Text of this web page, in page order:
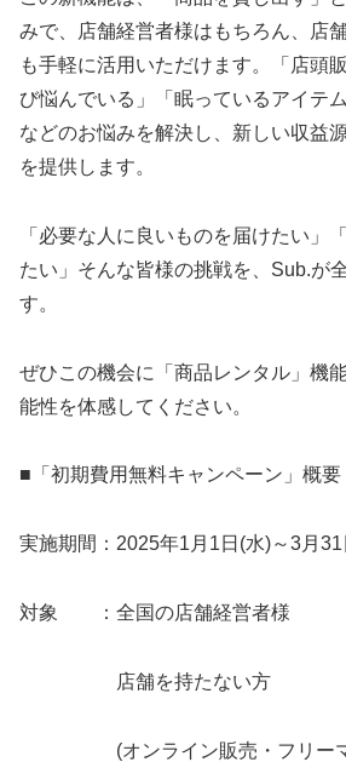
みで、店舗経営者様はもちろん、店
も手軽に活用いただけます。「店頭
び悩んでいる」「眠っているアイテ
などのお悩みを解決し、新しい収益
を提供します。
「必要な人に良いものを届けたい」
たい」そんな皆様の挑戦を、Sub.が
す。
ぜひこの機会に「商品レンタル」機
能性を体感してください。
■「初期費用無料キャンペーン」概要
実施期間：2025年1月1日(水)～3月31
対象 ：全国の店舗経営者様
店舗を持たない方
(オンライン販売・フリーマ